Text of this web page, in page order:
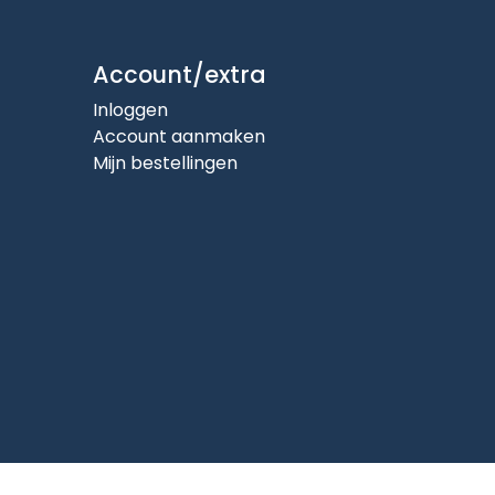
Account/extra
Inloggen
Account aanmaken
Mijn bestellingen